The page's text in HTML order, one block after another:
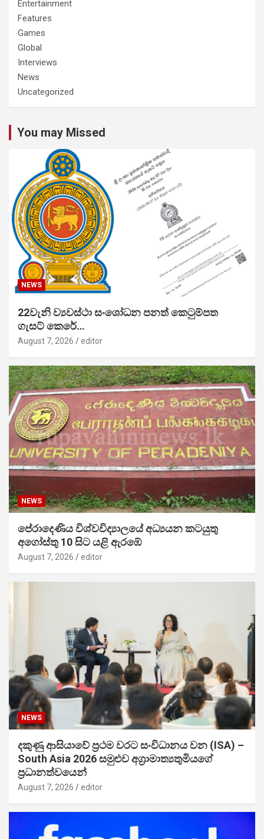
Entertainment
Features
Games
Global
Interviews
News
Uncategorized
You may Missed
NEWS
22වැනි ව්‍යවස්ථා සංශෝධන පනත් කෙටුම්පත
ගැසට් කෙරේ…
August 7, 2026 editor
NEWS
පේරාදෙණිය විශ්වවිද්‍යාලයේ අධ්‍යයන කටයුතු
අගෝස්තු 10 සිට යළි ඇරඹේ
August 7, 2026 editor
NEWS
දකුණු ආසියාවේ ප්‍රථම වරට සංවිධානය වන (ISA) –
South Asia 2026 සමුළුව අග්‍රාමාත්‍යතුමියගේ
ප්‍රධානත්වයෙන්
August 7, 2026 editor